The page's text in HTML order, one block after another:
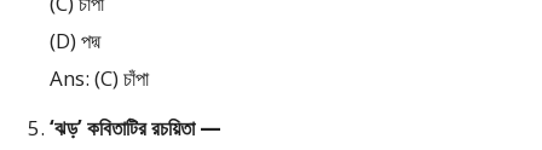
(D) পদ্ম
Ans: (C) চাঁপা
‘ঝড়’ কবিতাটির রচয়িতা —